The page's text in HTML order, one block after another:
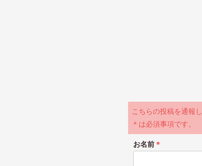
こちらの投稿を通報
＊は必須事項です。
お名前 ＊